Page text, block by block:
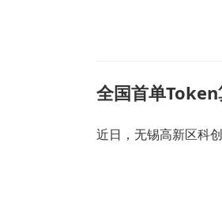
全国首单
近日，无锡高新区科